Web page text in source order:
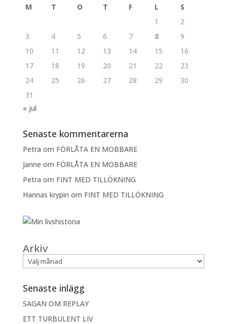
M T O T F L
S
1
2
3
4 5 6 7 8
9
10
11 12 13 14 15
16
17
18 19 20 21 22
23
24
25 26 27 28 29
30
31
« jul
Senaste kommentarerna
Petra om FÖRLÅTA EN MOBBARE
Janne om FÖRLÅTA EN MOBBARE
Petra om FINT MED TILLÖKNING
Hannas krypin om FINT MED TILLÖKNING
Arkiv
Senaste inlägg
SAGAN OM REPLAY
ETT TURBULENT LIV